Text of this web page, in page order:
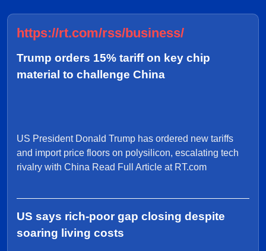
https://rt.com/rss/business/
Trump orders 15% tariff on key chip
material to challenge China
US President Donald Trump has ordered new tariffs
and import price floors on polysilicon, escalating tech
rivalry with China Read Full Article at RT.com
US says rich-poor gap closing despite
soaring living costs